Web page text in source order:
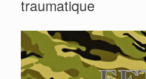
traumatique